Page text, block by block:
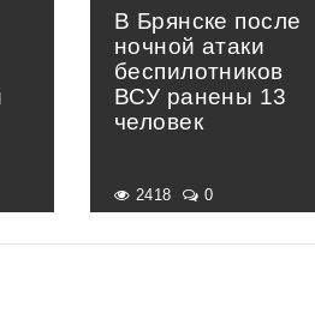
В Брянске после
ночной атаки
беспилотников
ВСУ ранены 13
человек
2418 0